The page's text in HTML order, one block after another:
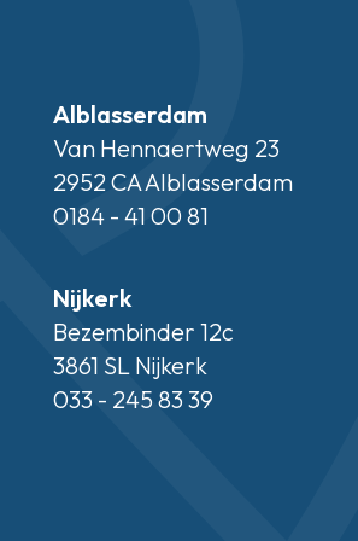
Alblasserdam
Van Hennaertweg 23
2952 CA Alblasserdam
0184 - 41 00 81
Nijkerk
Bezembinder 12c
3861 SL Nijkerk
033 - 245 83 39